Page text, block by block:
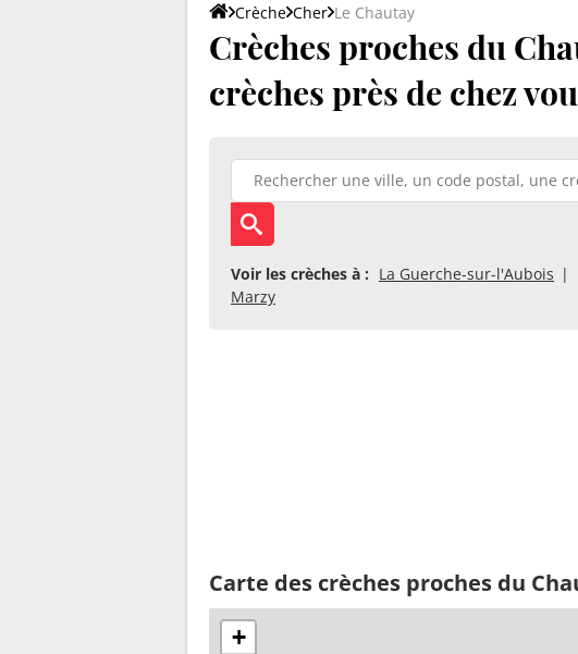
Crèche Cher Le Chautay
Crèches proches du
crèches près de chez
Voir les crèches à : La Guerche-sur-l'Aubois
Marzy
Carte des crèches proches du
+